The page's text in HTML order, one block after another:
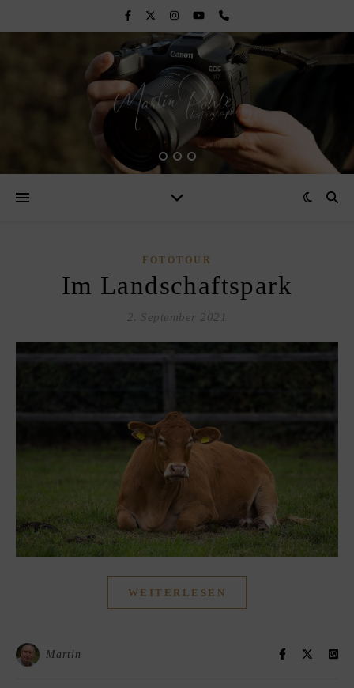
FOTOTOUR
Im Landschaftspark
2. September 2021
WEITERLESEN
Martin